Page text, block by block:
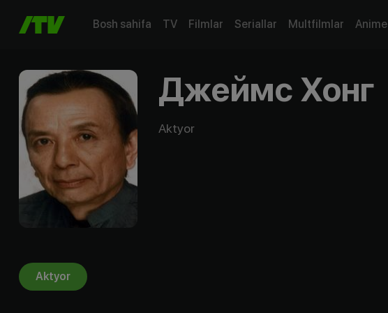
Bosh sahifa TV Filmlar Seriallar Multfilmlar Anime
Джеймс Хонг
Aktyor
Aktyor